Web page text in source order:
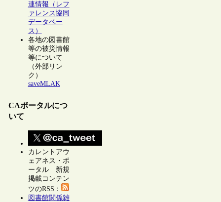
連情報（レフ
ァレンス協同
データベー
ス）
各地の図書館
等の被災情報
等について
（外部リン
ク）
saveMLAK
CAポータルにつ
いて
カレントアウ
ェアネス・ポ
ータル 新規
掲載コンテン
ツのRSS：
図書館関係雑